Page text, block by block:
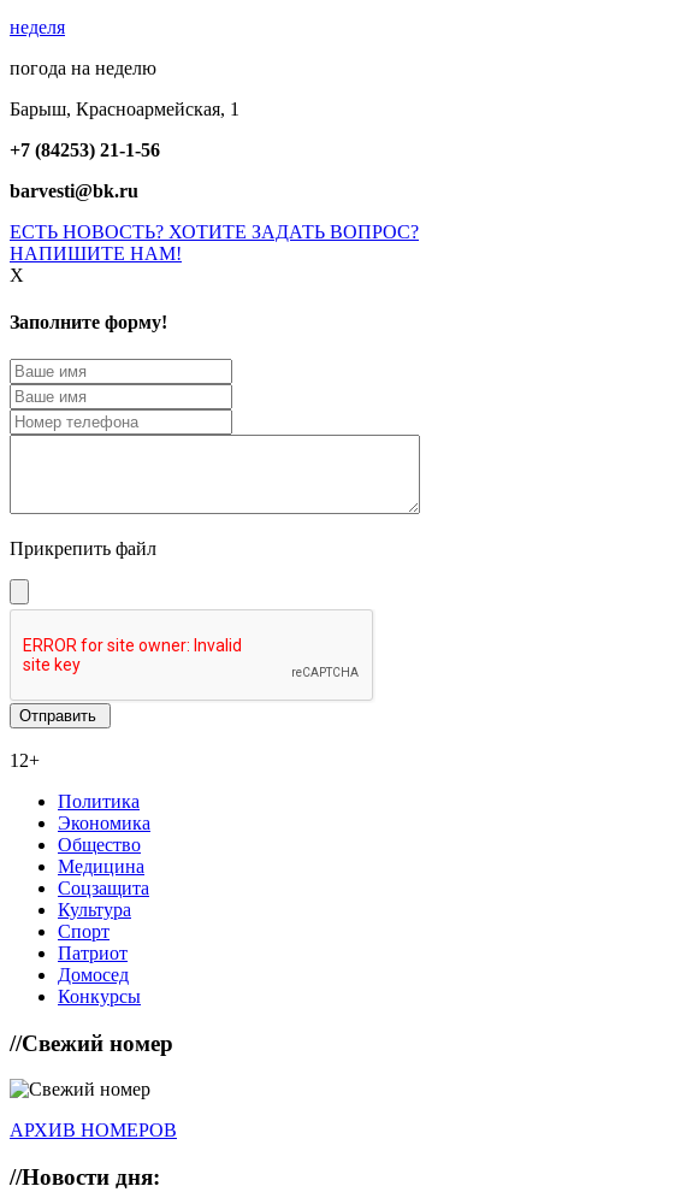
неделя
погода на неделю
Барыш, Красноармейская, 1
+7 (84253) 21-1-56
barvesti@bk.ru
ЕСТЬ НОВОСТЬ? ХОТИТЕ ЗАДАТЬ ВОПРОС?
НАПИШИТЕ НАМ!
X
Заполните форму!
Прикрепить файл
12+
Политика
Экономика
Общество
Медицина
Соцзащита
Культура
Спорт
Патриот
Домосед
Конкурсы
//Свежий номер
АРХИВ НОМЕРОВ
//Новости дня: